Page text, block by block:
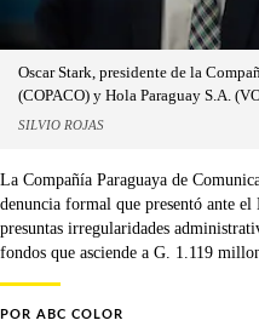
Oscar Stark, presidente de la
(COPACO) y Hola Paraguay S.A.
SILVIO ROJAS
La Compañía Paraguaya de
denuncia formal que presentó ante
presuntas irregularidades
fondos que asciende a G. 1.119
POR ABC COLOR